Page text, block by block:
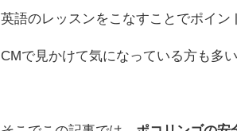
英語のレッスンをこなすことでポイン
CMで見かけて気になっている方も多